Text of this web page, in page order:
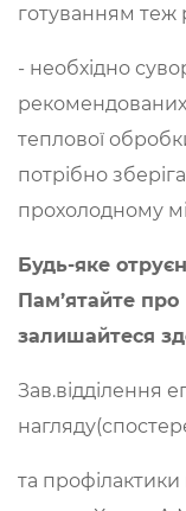
готуванням теж
- необхідно
теплової
потрібно
прохолодному
Будь-яке
Пам’ятайте
залишайтеся
Зав.відділення
та